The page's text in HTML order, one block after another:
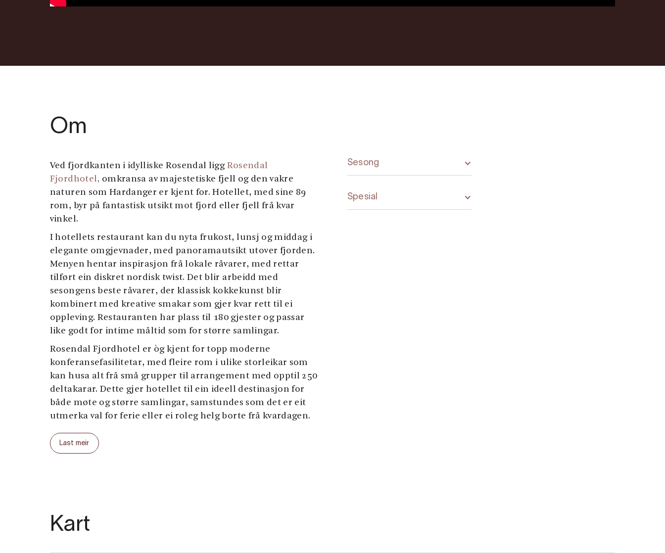
Om
Ved fjordkanten i idylliske Rosendal ligg Rosendal
Fjordhotel, omkransa av majestetiske fjell og den vakre
naturen som Hardanger er kjent for. Hotellet, med sine 89
rom, byr på fantastisk utsikt mot fjord eller fjell frå kvar
vinkel.
I hotellets restaurant kan du nyta frukost, lunsj og middag i
elegante omgjevnader, med panoramautsikt utover fjorden.
Menyen hentar inspirasjon frå lokale råvarer, med rettar
tilført ein diskret nordisk twist. Det blir arbeidd med
sesongens beste råvarer, der klassisk kokkekunst blir
kombinert med kreative smakar som gjer kvar rett til ei
oppleving. Restauranten har plass til 180 gjester og passar
like godt for intime måltid som for større samlingar.
Rosendal Fjordhotel er òg kjent for topp moderne
konferansefasilitetar, med fleire rom i ulike storleikar som
kan husa alt frå små grupper til arrangement med opptil 250
deltakarar. Dette gjer hotellet til ein ideell destinasjon for
både møte og større samlingar, samstundes som det er eit
utmerka val for ferie eller ei roleg helg borte frå kvardagen.
Når du bur på Rosendal Fjordhotel, har du kort veg til fleire
av dei største attraksjonane i Rosendal og Kvinnherad. Besøk
finst det mange merka turløyper som tek deg tett på den
storslåtte naturen.
Last meir
Sesong
Spesial
Kart